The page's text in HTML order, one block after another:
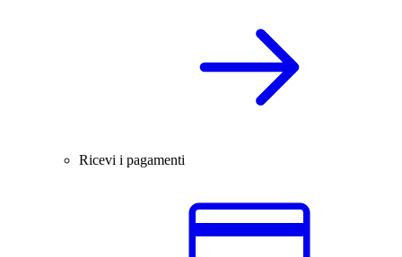
Ricevi i pagamenti